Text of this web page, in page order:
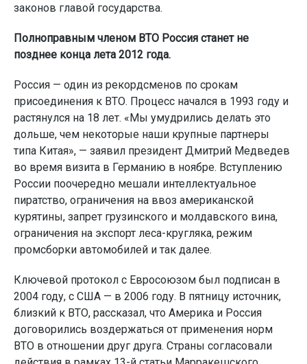
законов главой государства.
Полноправным членом ВТО Россия станет не
позднее конца лета 2012 года.
Россия — один из рекордсменов по срокам
присоединения к ВТО. Процесс начался в 1993 году и
растянулся на 18 лет. «Мы умудрились делать это
дольше, чем некоторые наши крупные партнеры
типа Китая», — заявил президент Дмитрий Медведев
во время визита в Германию в ноябре. Вступлению
России поочередно мешали интеллектуальное
пиратство, ограничения на ввоз американской
курятины, запрет грузинского и молдавского вина,
ограничения на экспорт леса-кругляка, режим
промсборки автомобилей и так далее.
Ключевой протокол с Евросоюзом был подписан в
2004 году, с США — в 2006 году. В пятницу источник,
близкий к ВТО, рассказал, что Америка и Россия
договорились воздержаться от применения норм
ВТО в отношении друг друга. Страны согласовали